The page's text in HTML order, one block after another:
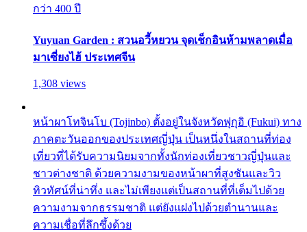
กว่า 400 ปี
Yuyuan Garden : สวนอวี้หยวน จุดเช็กอินห้ามพลาดเมื่อ
มาเซี่ยงไฮ้ ประเทศจีน
1,308 views
หน้าผาโทจินโบ (Tojinbo) ตั้งอยู่ในจังหวัดฟุกุอิ (Fukui) ทาง
ภาคตะวันออกของประเทศญี่ปุ่น เป็นหนึ่งในสถานที่ท่อง
เที่ยวที่ได้รับความนิยมจากทั้งนักท่องเที่ยวชาวญี่ปุ่นและ
ชาวต่างชาติ ด้วยความงามของหน้าผาที่สูงชันและวิว
ทิวทัศน์ที่น่าทึ่ง และไม่เพียงแต่เป็นสถานที่ที่เต็มไปด้วย
ความงามจากธรรมชาติ แต่ยังแฝงไปด้วยตำนานและ
ความเชื่อที่ลึกซึ้งด้วย